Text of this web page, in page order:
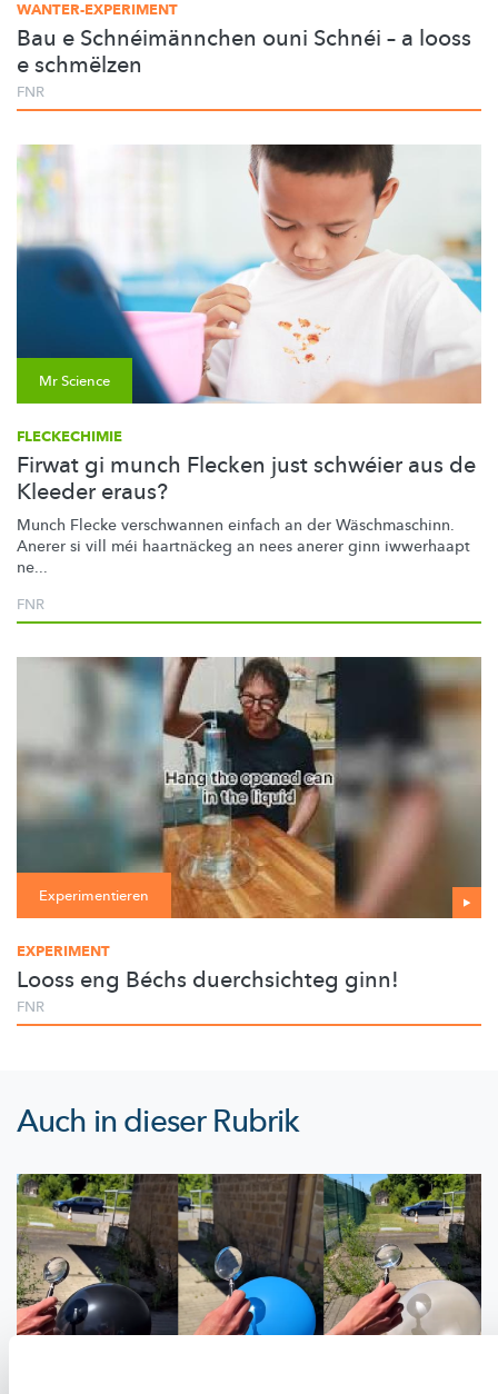
WANTER-EXPERIMENT
Bau e Schnéimännchen ouni Schnéi – a looss
e schmëlzen
FNR
Mr Science
FLECKECHIMIE
Firwat gi munch Flecken just schwéier aus de
Kleeder eraus?
Munch Flecke verschwannen einfach an der Wäschmaschinn.
Anerer si vill méi haartnäckeg an nees anerer ginn iwwerhaapt
ne...
FNR
Experimentieren
EXPERIMENT
Looss eng Béchs duerchsichteg ginn!
FNR
Auch in dieser Rubrik